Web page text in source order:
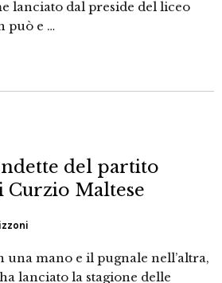
lanciato dal preside del liceo
può e …
del partito
Curzio Maltese
mano e il pugnale nell’altra,
lanciato la stagione delle